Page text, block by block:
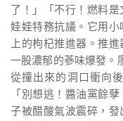
了！」「不行！燃料
娃娃特務抗議。它用
上的枸杞推進器。推
一股濃郁的蔘味爆發。
從撞出來的洞口衝向
「別想逃！醬油黨餘
子被醋酸氣波震碎，發